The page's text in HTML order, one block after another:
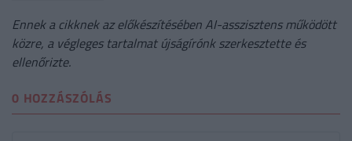
Ennek a cikknek az előkészítésében AI-asszisztens működött
közre, a végleges tartalmat újságírónk szerkesztette és
ellenőrizte.
0 HOZZÁSZÓLÁS